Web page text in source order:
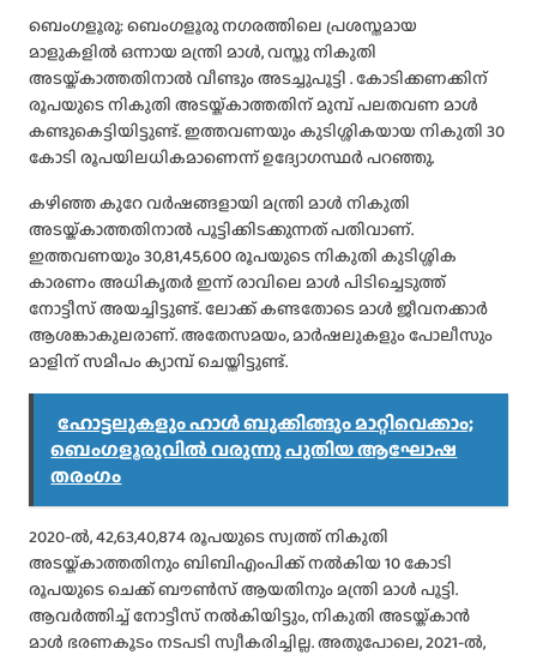
ബെംഗളൂരു: ബെംഗളൂരു നഗരത്തിലെ പ്രശസ്തമായ
മാളുകളിൽ ഒന്നായ മന്ത്രി മാൾ, വസ്തു നികുതി
അടയ്ക്കാത്തതിനാൽ വീണ്ടും അടച്ചുപൂട്ടി . കോടിക്കണക്കിന്
രൂപയുടെ നികുതി അടയ്ക്കാത്തതിന് മുമ്പ് പലതവണ മാൾ
കണ്ടുകെട്ടിയിട്ടുണ്ട്. ഇത്തവണയും കുടിശ്ശികയായ നികുതി 30
കോടി രൂപയിലധികമാണെന്ന് ഉദ്യോഗസ്ഥർ പറഞ്ഞു.
കഴിഞ്ഞ കുറേ വർഷങ്ങളായി മന്ത്രി മാൾ നികുതി
അടയ്ക്കാത്തതിനാൽ പൂട്ടിക്കിടക്കുന്നത് പതിവാണ്.
ഇത്തവണയും 30,81,45,600 രൂപയുടെ നികുതി കുടിശ്ശിക
കാരണം അധികൃതർ ഇന്ന് രാവിലെ മാൾ പിടിച്ചെടുത്ത്
നോട്ടീസ് അയച്ചിട്ടുണ്ട്. ലോക്ക് കണ്ടതോടെ മാൾ ജീവനക്കാർ
ആശങ്കാകുലരാണ്. അതേസമയം, മാർഷലുകളും പോലീസും
മാളിന് സമീപം ക്യാമ്പ് ചെയ്തിട്ടുണ്ട്.
ഹോട്ടലുകളും ഹാൾ ബുക്കിങ്ങും മാറ്റിവെക്കാം;
ബെംഗളൂരുവിൽ വരുന്നു പുതിയ ആഘോഷ
തരംഗം
2020-ൽ, 42,63,40,874 രൂപയുടെ സ്വത്ത് നികുതി
അടയ്ക്കാത്തതിനും ബിബിഎംപിക്ക് നൽകിയ 10 കോടി
രൂപയുടെ ചെക്ക് ബൗൺസ് ആയതിനും മന്ത്രി മാൾ പൂട്ടി.
ആവർത്തിച്ച് നോട്ടീസ് നൽകിയിട്ടും, നികുതി അടയ്ക്കാൻ
മാൾ ഭരണകൂടം നടപടി സ്വീകരിച്ചില്ല. അതുപോലെ, 2021-ൽ,